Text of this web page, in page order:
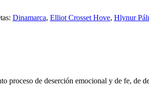
Dinamarca, Elliot Crosset Hove, Hlynur
proceso de deserción emocional y de fe, de